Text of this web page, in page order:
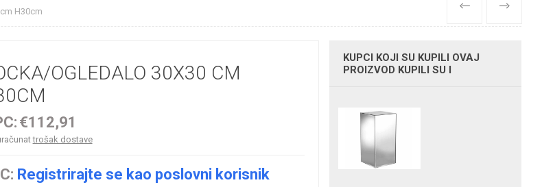
H30cm PRETHODNI
SLIJEDEĆI
OGLEDALO 30X30 CM
€112,91
trošak dostave
Registrirajte se kao poslovni korisnik
KUPCI KOJI SU KUPILI OVAJ
PROIZVOD KUPILI SU I